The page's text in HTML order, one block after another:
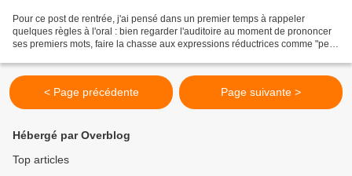
Pour ce post de rentrée, j'ai pensé dans un premier temps à rappeler
quelques règles à l'oral : bien regarder l'auditoire au moment de prononcer
ses premiers mots, faire la chasse aux expressions réductrices comme "petit"
< Page précédente Page suivante >
Hébergé par Overblog
Top articles